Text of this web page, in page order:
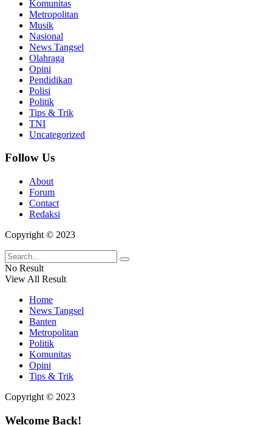
Komunitas
Metropolitan
Musik
Nasional
News Tangsel
Olahraga
Opini
Pendidikan
Polisi
Politik
Tips & Trik
TNI
Uncategorized
Follow Us
About
Forum
Contact
Redaksi
Copyright © 2023
No Result
View All Result
Home
News Tangsel
Banten
Metropolitan
Politik
Komunitas
Opini
Tips & Trik
Copyright © 2023
Welcome Back!